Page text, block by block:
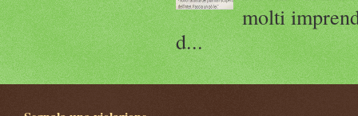
molti
d...